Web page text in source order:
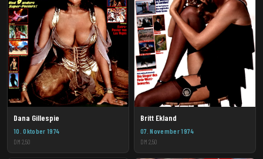
Dana Gillespie
10. Oktober 1974
DM 2,50
Britt Ekland
07. November 1974
DM 2,50